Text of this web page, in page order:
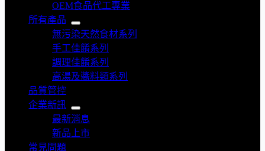
OEM食品代工專業
所有產品
無污染天然食材系列
手工佳餚系列
調理佳餚系列
高湯及醬料類系列
品質管控
企業新訊
最新消息
新品上市
常見問題